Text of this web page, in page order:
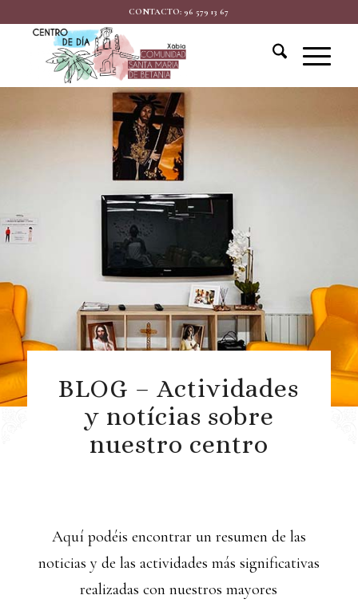
CONTACTO: 96 579 13 67
BLOG – Actividades
y notícias sobre
nuestro centro
Aquí podéis encontrar un resumen de las
noticias y de las actividades más significativas
realizadas con nuestros mayores